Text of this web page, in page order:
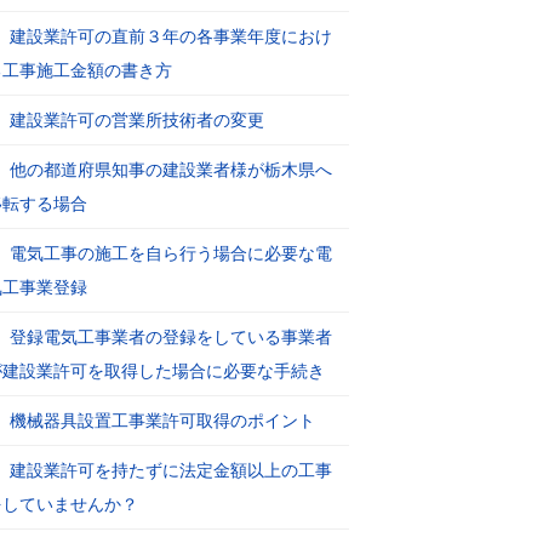
建設業許可の直前３年の各事業年度におけ
事施工金額の書き方
建設業許可の営業所技術者の変更
他の都道府県知事の建設業者様が栃木県へ
する場合
電気工事の施工を自ら行う場合に必要な電
事業登録
登録電気工事業者の登録をしている事業者
設業許可を取得した場合に必要な手続き
機械器具設置工事業許可取得のポイント
建設業許可を持たずに法定金額以上の工事
ていませんか？